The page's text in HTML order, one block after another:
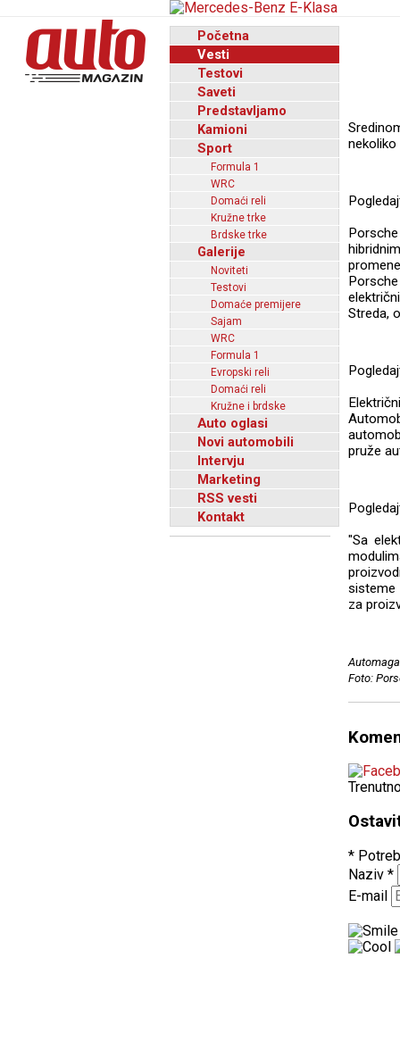
Početna
Vesti
Testovi
Saveti
Predstavljamo
Kamioni
Sport
Formula 1
WRC
Domaći reli
Kružne trke
Brdske trke
Galerije
Noviteti
Testovi
Domaće premijere
Sajam
WRC
Formula 1
Evropski reli
Domaći reli
Kružne i brdske
Auto oglasi
Novi automobili
Intervju
Marketing
RSS vesti
Kontakt
nekoliko
Streda,
pruže
"Sa
sisteme
za
Foto:
*
Naziv *
E-mail